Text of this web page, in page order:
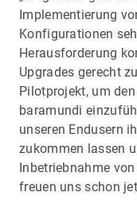
Implementierung
Konfigurationen
Herausforderung
Upgrades gerecht
Pilotprojekt, um
baramundi
unseren Endusern
zukommen lassen
Inbetriebnahme
freuen uns schon